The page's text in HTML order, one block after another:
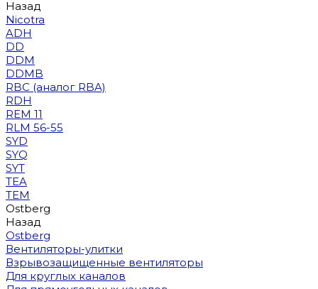
Назад
Nicotra
ADH
DD
DDM
DDMB
RBC (аналог RBA)
RDH
REM 11
RLM 56-55
SYD
SYQ
SYT
TEA
TEM
Ostberg
Назад
Ostberg
Вентиляторы-улитки
Взрывозащищенные вентиляторы
Для круглых каналов